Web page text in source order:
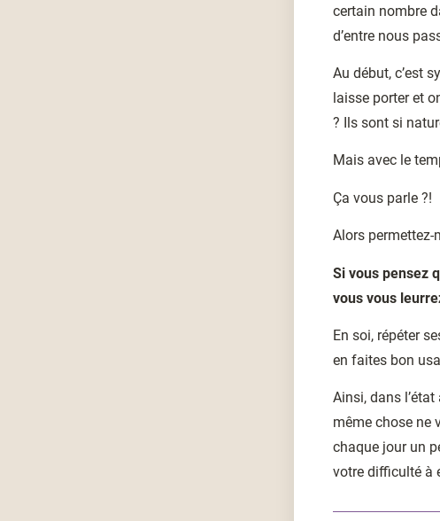
certain nombre
d’entre nous
Au début, c’est
laisse porter et
? Ils sont si
Mais avec le
Ça vous parle ?!
Alors permettez-
Si vous pensez
vous vous
En soi, répéter
en faites bon
Ainsi, dans
même chose ne
chaque jour un
votre difficulté à